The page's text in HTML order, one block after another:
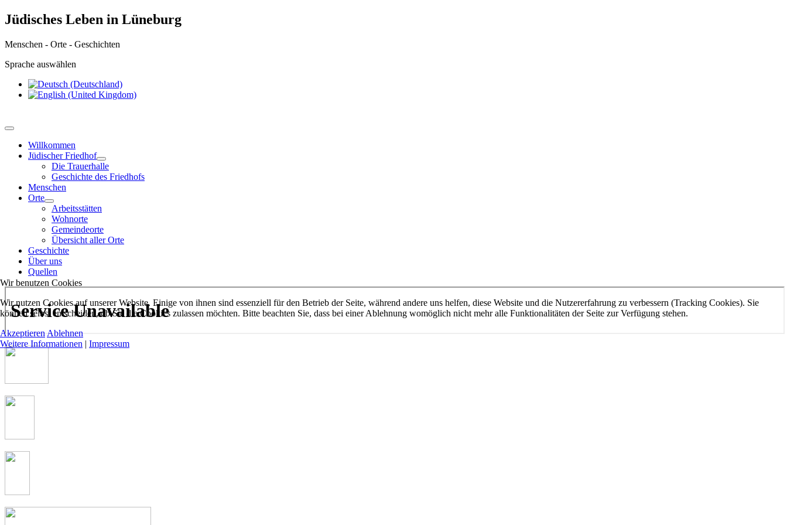
Jüdisches Leben in Lüneburg
Menschen - Orte - Geschichten
Sprache auswählen
Willkommen
Jüdischer Friedhof
Die Trauerhalle
Geschichte des Friedhofs
Menschen
Orte
Arbeitsstätten
Wohnorte
Gemeindeorte
Übersicht aller Orte
Geschichte
Über uns
Quellen
Wir benutzen Cookies
Wir nutzen Cookies auf unserer Website. Einige von ihnen sind essenziell für den Betrieb der Seite, während andere uns helfen, diese Website und die Nutzererfahrung zu verbessern (Tracking Cookies). Sie
können selbst entscheiden, ob Sie die Cookies zulassen möchten. Bitte beachten Sie, dass bei einer Ablehnung womöglich nicht mehr alle Funktionalitäten der Seite zur Verfügung stehen.
Akzeptieren Ablehnen
Weitere Informationen | Impressum